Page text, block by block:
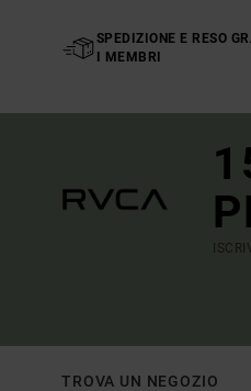
SPEDIZIONE E RESO
I MEMBRI
TROVA UN NEGOZIO